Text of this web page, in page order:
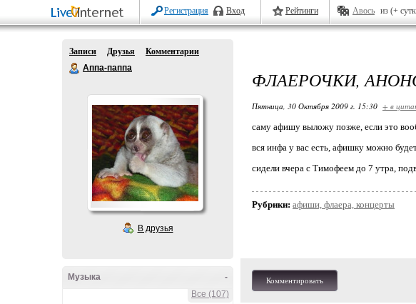
Регистрация Вход Рейтинги Авось из (+
Записи Друзья
Комментарии
Аппа-паппа
В друзья
-
Музыка
Все (107)
ФЛАЕРОЧКИ,
Пятница, 30 Октября 2009 г. 15:30 + в
саму афишу выложу позже, если это
вся инфа у вас есть, афишку можно
сидели вчера с Тимофеем до 7 утра,
Рубрики: афиши, флаера, концерты
Комментировать